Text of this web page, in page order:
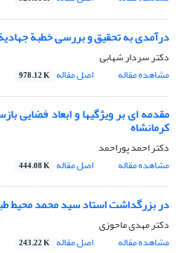
درآمدی به تحقیق و بررسی خطبة جهادیة
دکتر سردار شهابی
مشاهده مقاله
اصل مقاله 978.12 K
مقدمه ای بر ویژگیها و ابعاد فضایی
کرمانشاه
دکتر احمد پوراحمد
مشاهده مقاله
اصل مقاله 444.08 K
در بزرگداشت استاد سید محمد محیط
دکتر مهدی ماحوزی
مشاهده مقاله
اصل مقاله 243.22 K